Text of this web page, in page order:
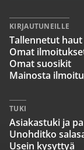
KIRJAUTUNEILLE
Tallennetut haut
Omat
Omat suosikit
Mainosta
TUKI
Asiakastuki ja
Unohditko
Usein kysyttyä